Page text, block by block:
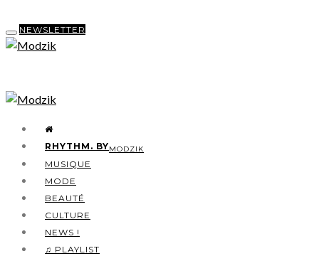
NEWSLETTER
RHYTHM. BYMODZIK
MUSIQUE
MODE
BEAUTÉ
CULTURE
NEWS !
♫ PLAYLIST